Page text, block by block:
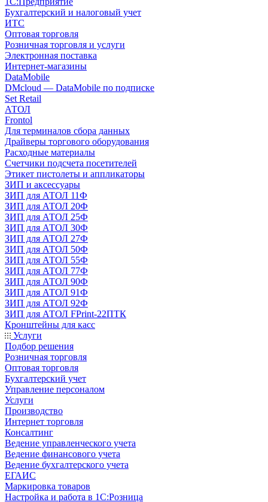
Бухгалтерский и налоговый учет
ИТС
Оптовая торговля
Розничная торговля и услуги
Электронная поставка
Интернет-магазины
DataMobile
DMcloud — DataMobile по подписке
Set Retail
АТОЛ
Frontol
Для терминалов сбора данных
Драйверы торгового оборудования
Расходные материалы
Счетчики подсчета посетителей
Этикет пистолеты и аппликаторы
ЗИП и аксессуары
ЗИП для АТОЛ 11Ф
ЗИП для АТОЛ 20Ф
ЗИП для АТОЛ 25Ф
ЗИП для АТОЛ 30Ф
ЗИП для АТОЛ 27Ф
ЗИП для АТОЛ 50Ф
ЗИП для АТОЛ 55Ф
ЗИП для АТОЛ 77Ф
ЗИП для АТОЛ 90Ф
ЗИП для АТОЛ 91Ф
ЗИП для АТОЛ 92Ф
ЗИП для АТОЛ FPrint-22ПТК
Кронштейны для касс
Услуги
Подбор решения
Розничная торговля
Оптовая торговля
Бухгалтерский учет
Управление персоналом
Услуги
Производство
Интернет торговля
Консалтинг
Ведение управленческого учета
Ведение финансового учета
Ведение бухгалтерского учета
ЕГАИС
Маркировка товаров
Настройка и работа в 1С:Розница